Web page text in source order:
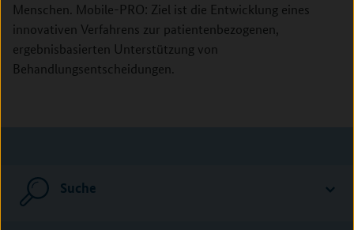
Menschen. Mobile-PRO: Ziel ist die Entwicklung eines
innovativen Verfahrens zur patientenbezogenen,
ergebnisbasierten Unterstützung von
Behandlungsentscheidungen.
Suche